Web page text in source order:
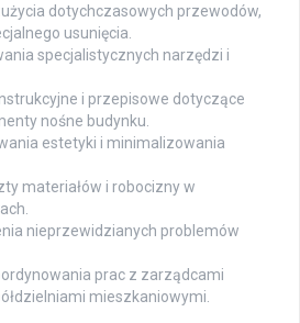
dotychczasowych przewodów,
usunięcia.
specjalistycznych narzędzi i
i przepisowe dotyczące
nośne budynku.
estetyki i minimalizowania
materiałów i robocizny w
nieprzewidzianych problemów
prac z zarządcami
mieszkaniowymi.